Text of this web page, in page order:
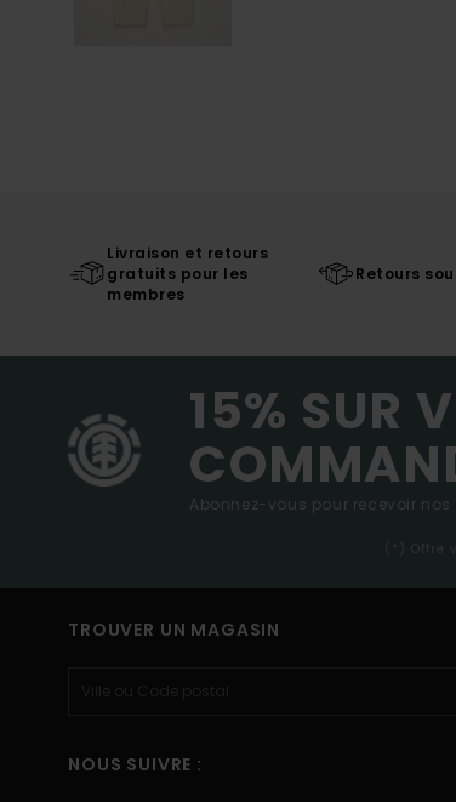
Livraison et retours
gratuits pour les
membres
Retours
15% SUR
Abonnez-vous pour recevoir
(*)
TROUVER UN MAGASIN
NOUS SUIVRE :